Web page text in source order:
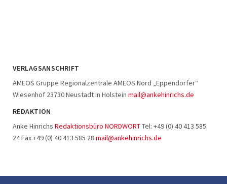
VERLAGSANSCHRIFT
AMEOS Gruppe Regionalzentrale AMEOS Nord „Eppendorfer“
Wiesenhof 23730 Neustadt in Holstein mail@ankehinrichs.de
REDAKTION
Anke Hinrichs Redaktionsbüro NORDWORTTel: +49 (0) 40 413 585
24 Fax +49 (0) 40 413 585 28 mail@ankehinrichs.de